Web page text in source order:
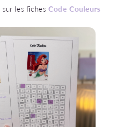
sur les fichesCode Couleurs